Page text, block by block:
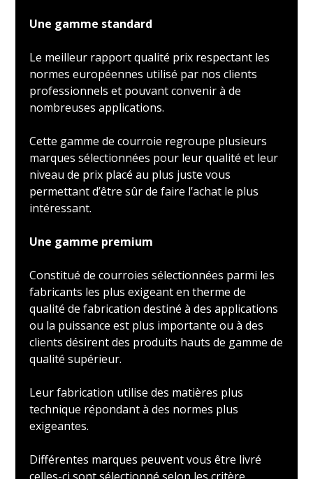
Une gamme standard
Le meilleur rapport qualité prix respectant les
normes européennes utilisé par nos clients
professionnels et pouvant convenir à de
nombreuses applications.
Cette gamme de courroie regroupe plusieurs
marques sélectionnées pour leur qualité et leur
niveau de prix placé au plus juste vous
permettant d’être sûr de faire l’achat le plus
intéressant.
Une gamme premium
Constitué de courroies sélectionnées parmi les
fabricants les plus exigeant en therme de
qualité de fabrication destiné à des applications
ou la puissance est plus importante ou à des
clients désirent des produits hauts de gamme de
qualité supérieur.
Leur fabrication utilise des matières plus
technique répondant à des normes plus
exigeantes.
Différentes marques peuvent vous être livré